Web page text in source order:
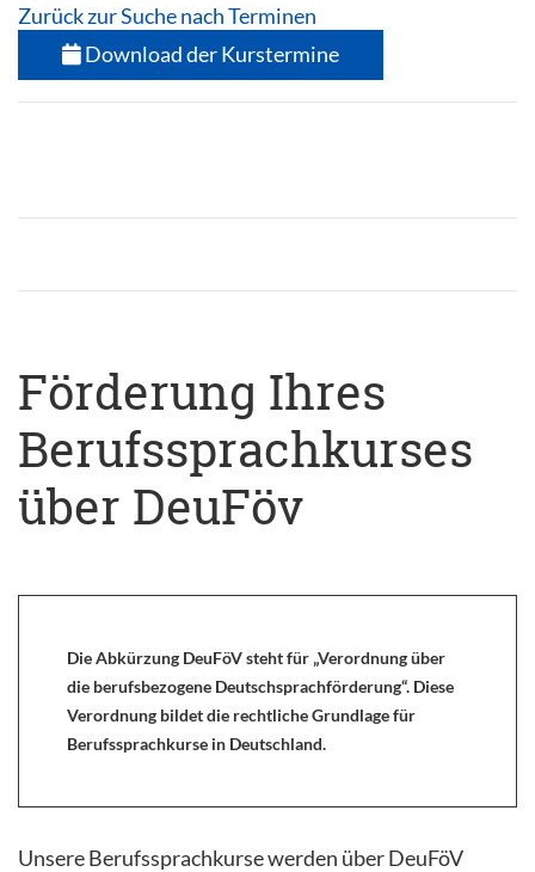
Zurück zur Suche nach Terminen
Download der Kurstermine
Förderung Ihres
Berufssprachkurses
über DeuFöv
Die Abkürzung DeuFöV steht für „Verordnung über
die berufsbezogene Deutschsprachförderung“. Diese
Verordnung bildet die rechtliche Grundlage für
Berufssprachkurse in Deutschland.
Unsere Berufssprachkurse werden über DeuFöV